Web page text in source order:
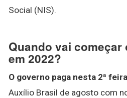
Social (NIS).
Quando vai começar
em 2022?
O governo paga nesta 2ª
Auxílio Brasil de agosto com